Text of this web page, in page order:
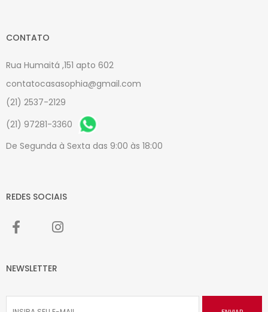
CONTATO
Rua Humaitá ,151 apto 602
contatocasasophia@gmail.com
(21) 2537-2129
(21) 97281-3360
De Segunda à Sexta das 9:00 às 18:00
REDES SOCIAIS
NEWSLETTER